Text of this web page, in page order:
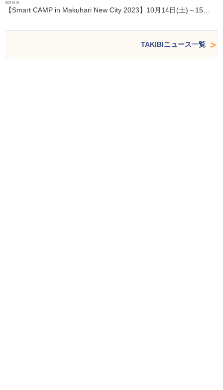
2023.10.05
【Smart CAMP in Makuhari New City 2023】10月14日(土)～15…
TAKIBIニュース一覧